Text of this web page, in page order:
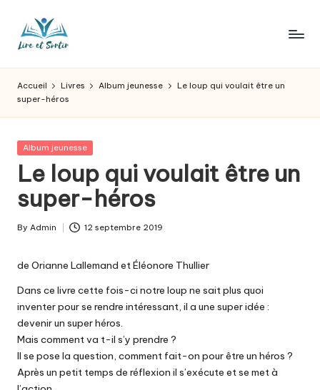
L
ir
e
e
t
s
o
r
t
ir
pour
goûts,
des
sorties
pour
tous
les
Accueil Livres Album jeunesse
Le loup qui voulait être un
super-héros
Posted
Album jeunesse
Le loup qui voulait être un
super-héros
Posted
By Admin 12 septembre 2019
de Orianne Lallemand et Éléonore Thullier
Dans ce livre cette fois-ci notre loup ne sait plus quoi
inventer pour se rendre intéressant, il a une super idée :
devenir un super héros.
Mais comment va t-il s’y prendre ?
Il se pose la question, comment fait-on pour être un héros ?
Après un petit temps de réflexion il s’exécute et se met à